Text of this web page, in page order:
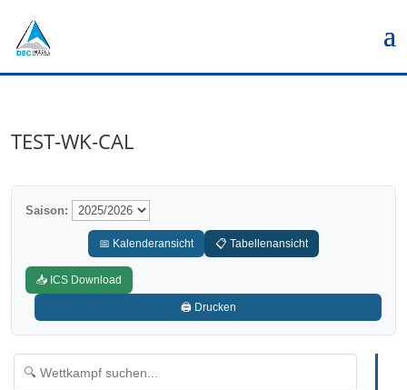
TEST-WK-CAL
Saison:
📅 Kalenderansicht 📋 Tabellenansicht
📥 ICS Download
🖨️ Drucken